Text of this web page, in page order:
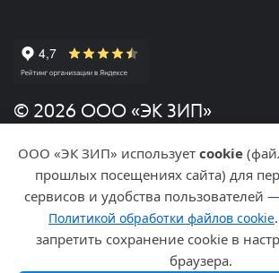
© 2026 ООО «ЭК ЗИП»
Политика конфиденциальности
Разработка и продвижение
ООО «ЭК ЗИП» использует cookie
прошлых посещениях сайта) для
сервисов и удобства пользователей
Политикой обработки файлов cookie
запретить сохранение cookie в
браузера.